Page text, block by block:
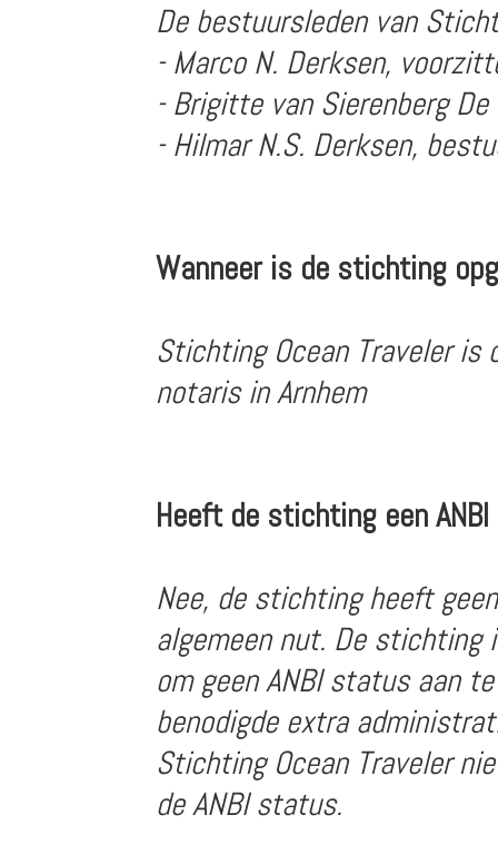
De bestuursleden van
- Marco N. Derksen,
- Brigitte van Sierenberg
- Hilmar N.S. Derksen,
Wanneer is de stichting
Stichting Ocean Traveler is
notaris in Arnhem
Heeft de stichting een
Nee, de stichting heeft
algemeen nut. De stichting
om geen ANBI status aan
benodigde extra
Stichting Ocean Traveler
de ANBI status.